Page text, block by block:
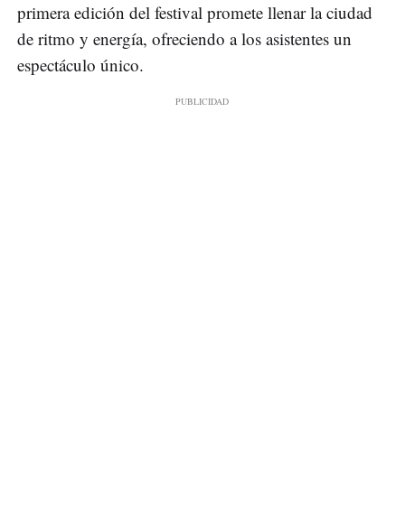
primera edición del festival promete llenar la ciudad
de ritmo y energía, ofreciendo a los asistentes un
espectáculo único.